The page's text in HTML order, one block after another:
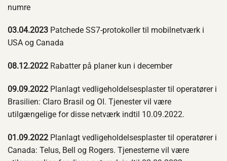
numre
03.04.2023 Patchede SS7-protokoller til mobilnetværk i
USA og Canada
08.12.2022 Rabatter på planer kun i december
09.09.2022 Planlagt vedligeholdelsesplaster til operatører i
Brasilien: Claro Brasil og OI. Tjenester vil være
utilgængelige for disse netværk indtil 10.09.2022.
01.09.2022 Planlagt vedligeholdelsesplaster til operatører i
Canada: Telus, Bell og Rogers. Tjenesterne vil være